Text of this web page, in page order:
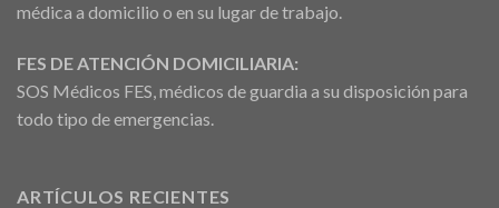
médica a domicilio o en su lugar de trabajo.
FES DE ATENCIÓN DOMICILIARIA:
SOS Médicos FES, médicos de guardia a su disposición para
todo tipo de emergencias.
ARTÍCULOS RECIENTES